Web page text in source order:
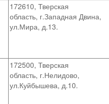
172610, Тверская
область, г.Западная Двина,
ул.Мира, д.13.
172500, Тверская
область, г.Нелидово,
ул.Куйбышева, д.10.